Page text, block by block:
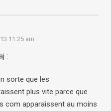
11:25 am
:
sorte que les
plus vite parce que
com apparaissent au moins